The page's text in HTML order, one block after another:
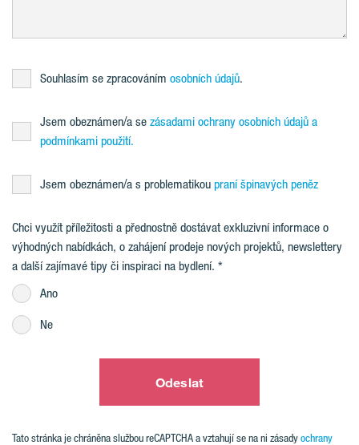
Souhlasím se zpracováním osobních údajů.
Jsem obeznámen/a se zásadami ochrany osobních údajů a
podmínkami použití.
Jsem obeznámen/a s problematikou praní špinavých peněz
Chci využít příležitosti a přednostně dostávat exkluzivní informace o
výhodných nabídkách, o zahájení prodeje nových projektů, newslettery
a další zajímavé tipy či inspiraci na bydlení.
Ano
Ne
Odeslat
Tato stránka je chráněna službou reCAPTCHA a vztahují se na ni zásadyochrany